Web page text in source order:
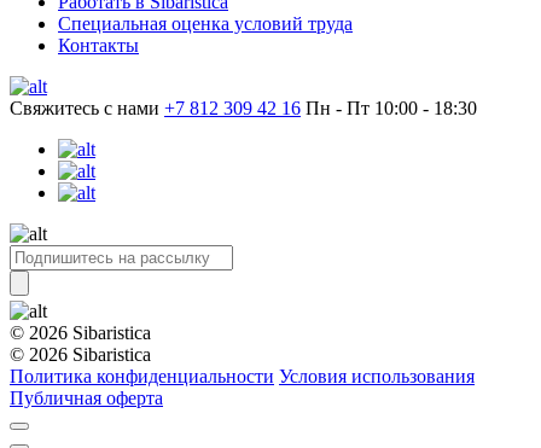
Специальная оценка условий труда
Контакты
Свяжитесь с нами +7 812 309 42 16 Пн - Пт 10:00 - 18:30
© 2026 Sibaristica
© 2026 Sibaristica
Политика конфиденциальности Условия использования
Публичная оферта